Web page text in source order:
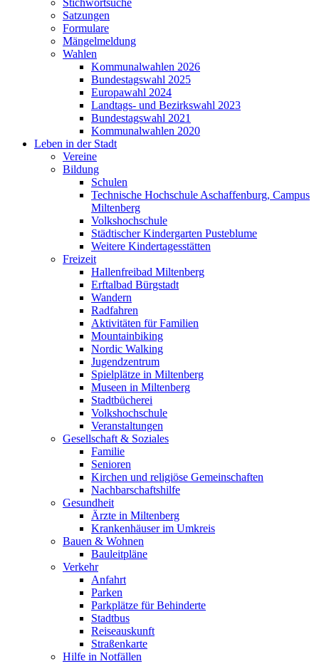
Stichwortsuche
Satzungen
Formulare
Mängelmeldung
Wahlen
Kommunalwahlen 2026
Bundestagswahl 2025
Europawahl 2024
Landtags- und Bezirkswahl 2023
Bundestagswahl 2021
Kommunalwahlen 2020
Leben in der Stadt
Vereine
Bildung
Schulen
Technische Hochschule Aschaffenburg, Campus
Miltenberg
Volkshochschule
Städtischer Kindergarten Pusteblume
Weitere Kindertagesstätten
Freizeit
Hallenfreibad Miltenberg
Erftalbad Bürgstadt
Wandern
Radfahren
Aktivitäten für Familien
Mountainbiking
Nordic Walking
Jugendzentrum
Spielplätze in Miltenberg
Museen in Miltenberg
Stadtbücherei
Volkshochschule
Veranstaltungen
Gesellschaft & Soziales
Familie
Senioren
Kirchen und religiöse Gemeinschaften
Nachbarschaftshilfe
Gesundheit
Ärzte in Miltenberg
Krankenhäuser im Umkreis
Bauen & Wohnen
Bauleitpläne
Verkehr
Anfahrt
Parken
Parkplätze für Behinderte
Stadtbus
Reiseauskunft
Straßenkarte
Hilfe in Notfällen